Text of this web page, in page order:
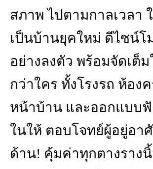
สภาพ ไปตามกาลเวลา
เป็นบ้านยุคใหม่ ดีไซน์โ
อย่างลงตัว พร้อมจัดเต็ม
กว่าใคร ทั้งโรงรถ ห้อง
หน้าบ้าน และออกแบบ
ในให้ ตอบโจทย์ผู้อยู่อา
ด้าน! คุ้มค่าทุกตางราง